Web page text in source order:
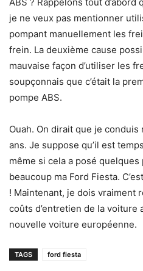
je ne veux pas mentionner
pompant manuellement les
frein. La deuxième cause
mauvaise façon d’utiliser les
soupçonnais que c’était la
pompe ABS.
Ouah. On dirait que je
ans. Je suppose qu’il est
même si cela a posé quelques
beaucoup ma Ford Fiesta.
! Maintenant, je dois vraiment
coûts d’entretien de la voiture
nouvelle voiture européenne.
TAGS ford fiesta